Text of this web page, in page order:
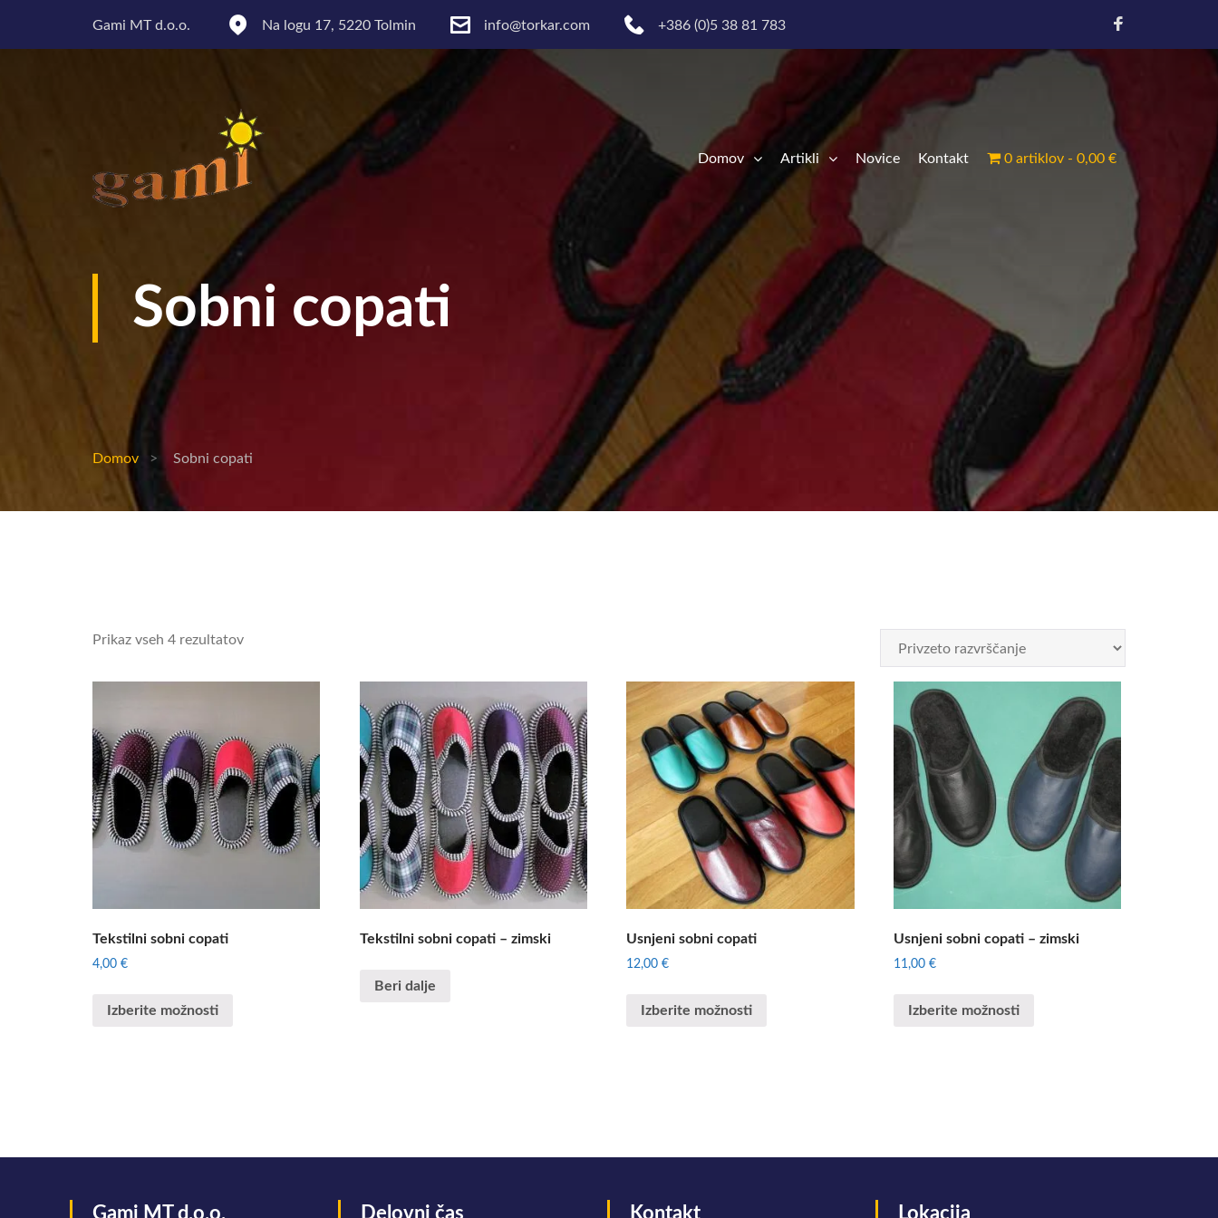
Gami MT d.o.o. Na logu 17, 5220 Tolmin info@torkar.com +386 (0)5 38 81 783
Domov Artikli Novice Kontakt 0 artiklov 0,00 €
Sobni copati
Domov Sobni copati
Prikaz vseh 4 rezultatov
Tekstilni sobni copati
4,00 €
Izberite možnosti
Tekstilni sobni copati – zimski
Beri dalje
Usnjeni sobni copati
12,00€
Izberite možnosti
Usnjeni sobni copati – zimski
11,00 €
Izberite možnosti
Gami MT d.o.o. Delovni čas Kontakt Lokacija